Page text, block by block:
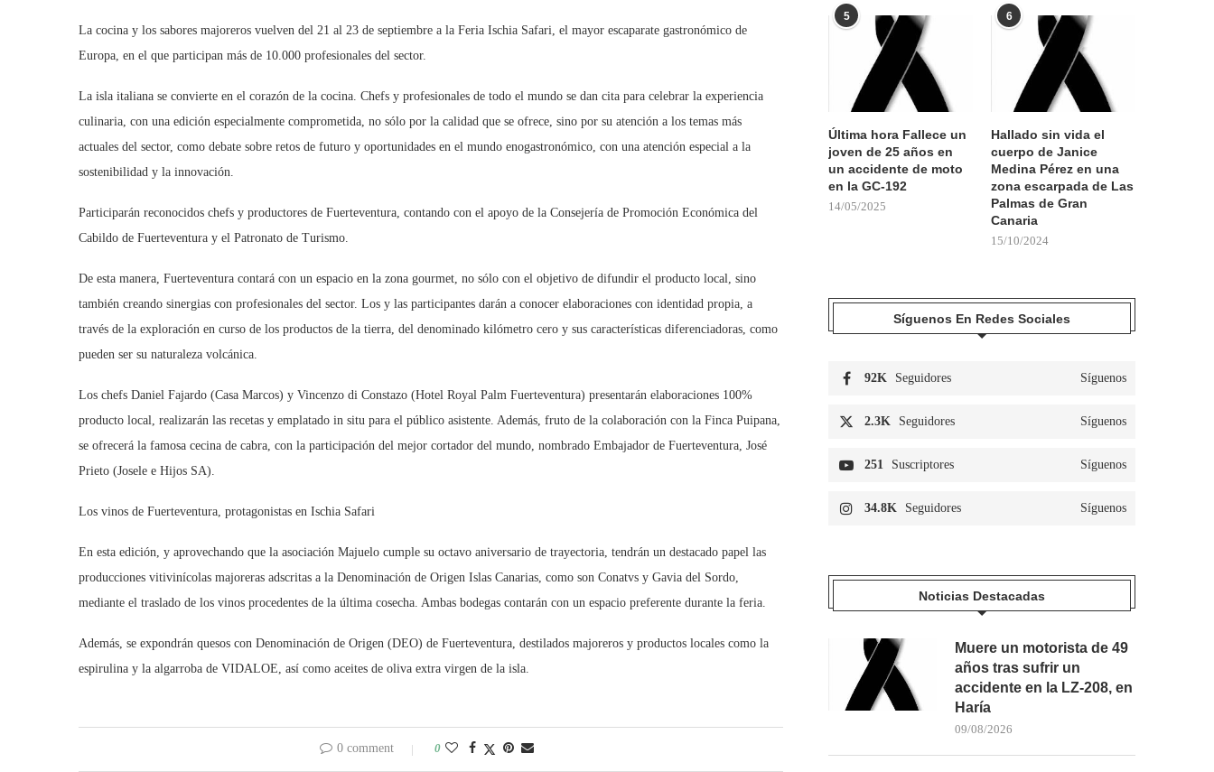
La cocina y los sabores majoreros vuelven del 21 al 23 de septiembre a la Feria Ischia Safari, el mayor escaparate gastronómico de
Europa, en el que participan más de 10.000 profesionales del sector.
La isla italiana se convierte en el corazón de la cocina. Chefs y profesionales de todo el mundo se dan cita para celebrar la experiencia
culinaria, con una edición especialmente comprometida, no sólo por la calidad que se ofrece, sino por su atención a los temas más
actuales del sector, como debate sobre retos de futuro y oportunidades en el mundo enogastronómico, con una atención especial a la
sostenibilidad y la innovación.
Participarán reconocidos chefs y productores de Fuerteventura, contando con el apoyo de la Consejería de Promoción Económica del
Cabildo de Fuerteventura y el Patronato de Turismo.
De esta manera, Fuerteventura contará con un espacio en la zona gourmet, no sólo con el objetivo de difundir el producto local, sino
también creando sinergias con profesionales del sector. Los y las participantes darán a conocer elaboraciones con identidad propia, a
través de la exploración en curso de los productos de la tierra, del denominado kilómetro cero y sus características diferenciadoras, como
pueden ser su naturaleza volcánica.
Los chefs Daniel Fajardo (Casa Marcos) y Vincenzo di Constazo (Hotel Royal Palm Fuerteventura) presentarán elaboraciones 100%
producto local, realizarán las recetas y emplatado in situ para el público asistente. Además, fruto de la colaboración con la Finca Puipana,
se ofrecerá la famosa cecina de cabra, con la participación del mejor cortador del mundo, nombrado Embajador de Fuerteventura, José
Prieto (Josele e Hijos SA).
Los vinos de Fuerteventura, protagonistas en Ischia Safari
En esta edición, y aprovechando que la asociación Majuelo cumple su octavo aniversario de trayectoria, tendrán un destacado papel las
producciones vitivinícolas majoreras adscritas a la Denominación de Origen Islas Canarias, como son Conatvs y Gavia del Sordo,
mediante el traslado de los vinos procedentes de la última cosecha. Ambas bodegas contarán con un espacio preferente durante la feria.
Además, se expondrán quesos con Denominación de Origen (DEO) de Fuerteventura, destilados majoreros y productos locales como la
espirulina y la algarroba de VIDALOE, así como aceites de oliva extra virgen de la isla.
0 comment 0
5
Última hora Fallece un
joven de 25 años en
un accidente de moto
en la GC-192
14/05/2025
6
Hallado sin vida el
cuerpo de Janice
Medina Pérez en una
zona escarpada de Las
Palmas de Gran
Canaria
15/10/2024
Síguenos En Redes Sociales
92K Seguidores Síguenos
2.3K Seguidores Síguenos
251 Suscriptores Síguenos
34.8K Seguidores Síguenos
Noticias Destacadas
Muere un motorista de 49
años tras sufrir un
accidente en la LZ-208, en
Haría
09/08/2026